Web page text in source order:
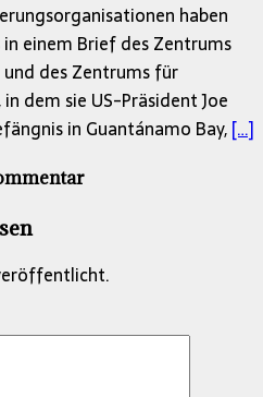
haben
einem Brief des Zentrums
des Zentrums für
dem sie US-Präsident Joe
in Guantánamo Bay,[…]